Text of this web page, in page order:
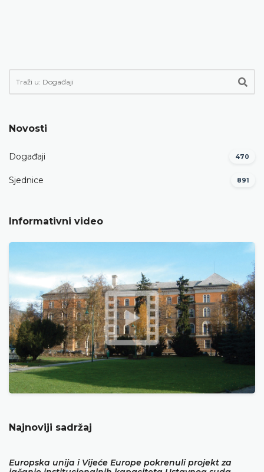
Novosti
Događaji 470
Sjednice 891
Informativni video
Najnoviji sadržaj
Europska unija i Vijeće Europe pokrenuli projekt za